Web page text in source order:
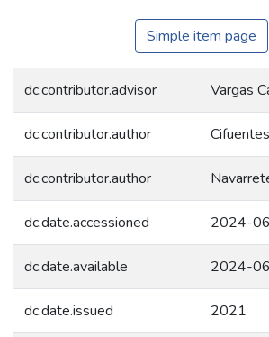
Simple item page
dc.contributor.advisor Vargas
dc.contributor.author
dc.contributor.author
dc.date.accessioned 2024-
dc.date.available 2024-
dc.date.issued 2021